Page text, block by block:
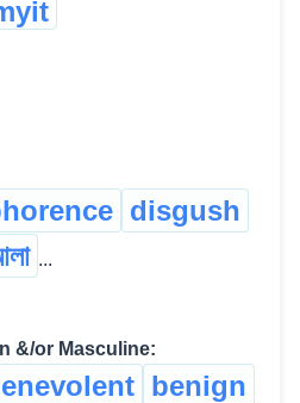
disgush
...
&/or Masculine:
benign